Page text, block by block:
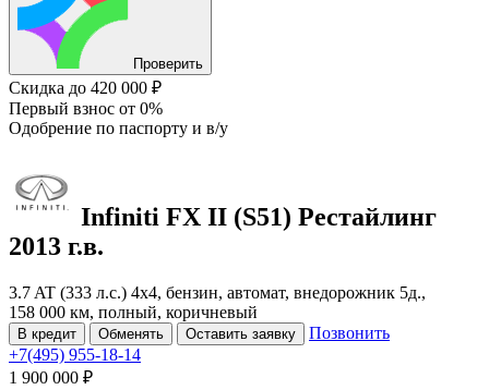
Проверить
Скидка до 420 000 ₽
Первый взнос от 0%
Одобрение по паспорту и в/у
Infiniti FX II (S51) Рестайлинг
2013 г.в.
3.7 AT (333 л.с.) 4x4, бензин, автомат, внедорожник 5д.,
158 000 км, полный, коричневый
В кредит Обменять Оставить заявку
Позвонить
+7(495) 955-18-14
1 900 000 ₽